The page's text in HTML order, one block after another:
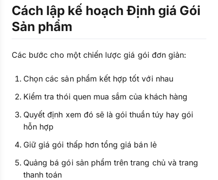
Cách lập kế hoạch Định giá Gói
Sản phẩm
Các bước cho một chiến lược giá gói đơn giản:
Chọn các sản phẩm kết hợp tốt với nhau
Kiểm tra thói quen mua sắm của khách hàng
Quyết định xem đó sẽ là gói thuần túy hay gói
hỗn hợp
Giữ giá gói thấp hơn tổng giá bán lẻ
Quảng bá gói sản phẩm trên trang chủ và trang
thanh toán